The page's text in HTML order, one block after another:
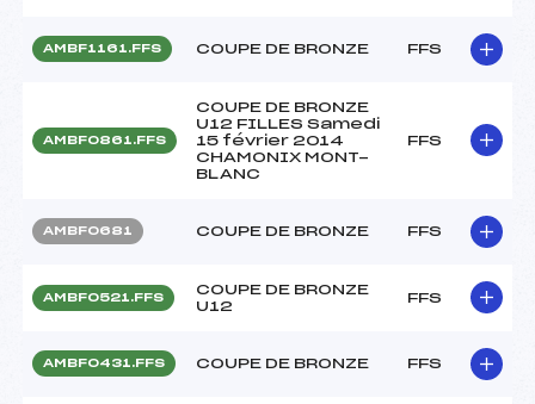
AMBF1161.FFS COUPE DE BRONZE FFS
AMBF0861.FFS
COUPE DE BRONZE
U12 FILLES Samedi
15 février 2014
CHAMONIX MONT-
BLANC
FFS
AMBF0681 COUPE DE BRONZE FFS
AMBF0521.FFS
COUPE DE BRONZE
U12
FFS
AMBF0431.FFS COUPE DE BRONZE FFS